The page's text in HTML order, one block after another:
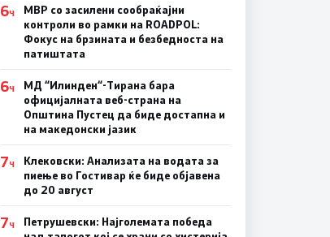
6Ч
МВР со засилени сообраќајни
контроли во рамки на ROADPOL:
Фокус на брзината и безбедноста на
патиштата
6Ч
МД “Илинден“-Тирана бара
официјалната веб-страна на
Општина Пустец да биде достапна и
на македонски јазик
7Ч
Клековски: Анализата на водата за
пиење во Гостивар ќе биде објавена
до 20 август
7Ч
Петрушевски: Најголемата победа